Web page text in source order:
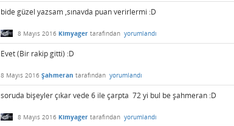
bide güzel yazsam ,sınavda puan verirlermi :D
8 Mayıs 2016 Kimyager tarafından yorumlandı
Evet (Bir rakip gitti) :D
8 Mayıs 2016 Şahmeran tarafından yorumlandı
soruda bişeyler çıkar vede 6 ile çarpta 72 yi bul be şahmeran :D
8 Mayıs 2016 Kimyager tarafından yorumlandı